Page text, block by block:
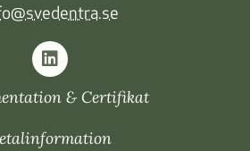
& Certifikat